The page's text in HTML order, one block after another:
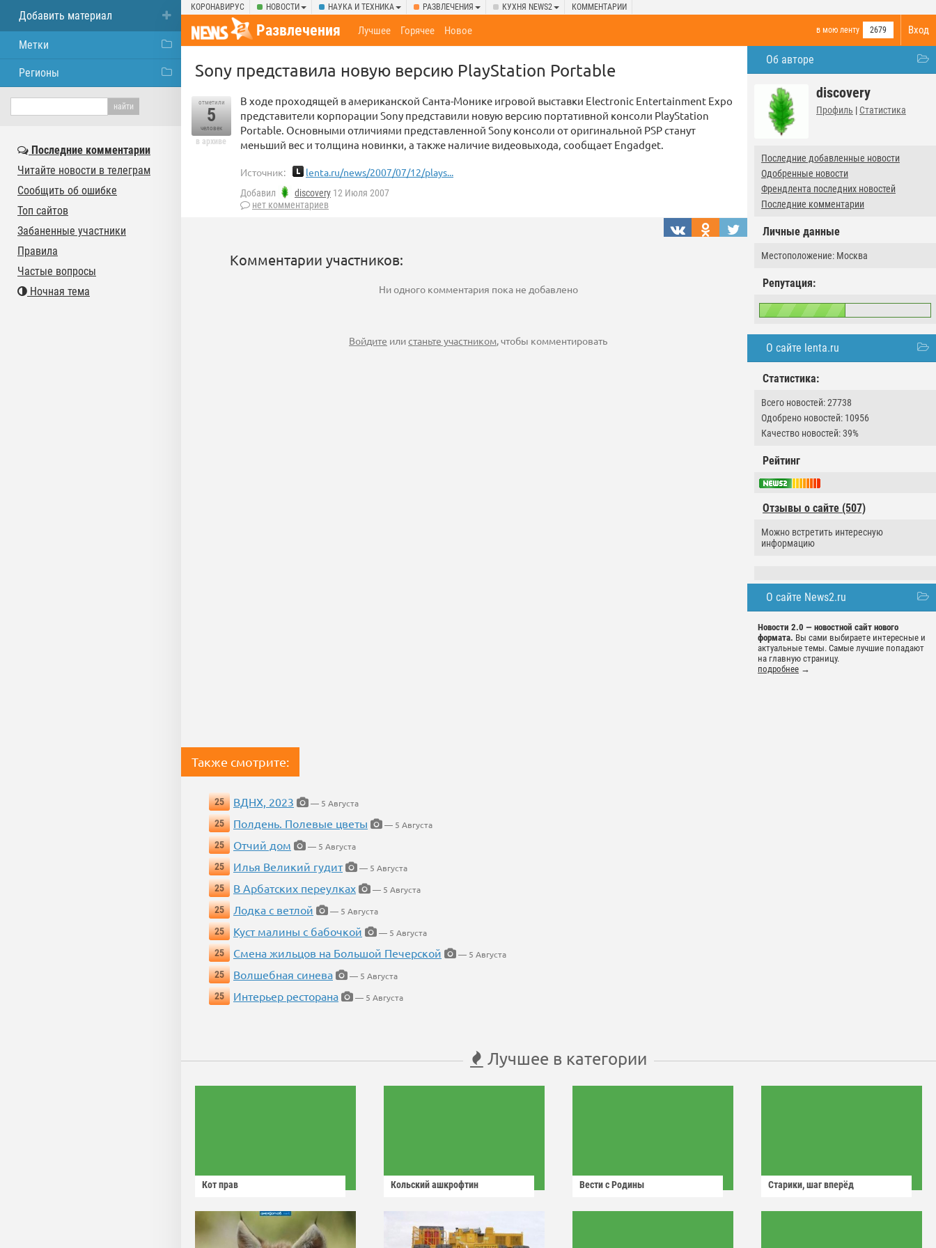
КОРОНАВИРУС НОВОСТИ НАУКА И ТЕХНИКА РАЗВЛЕЧЕНИЯ КУХНЯ NEWS2 КОММЕНТАРИИ
Вход
Развлечения в мою ленту 2679
Лучшее Горячее Новое
Об авторе
discovery
Профиль | Статистика
Последние добавленные новости
Одобренные новости
Френдлента последних новостей
Последние комментарии
Личные данные
Местоположение: Москва
Репутация:
О сайте lenta.ru
Статистика:
Всего новостей: 27738
Одобрено новостей: 10956
Качество новостей: 39%
Рейтинг
Отзывы о сайте (507)
Можно встретить интересную
информацию
О сайте News2.ru
Новости 2.0 — новостной сайт нового
формата. Вы сами выбираете интересные и
актуальные темы. Самые лучшие попадают
на главную страницу.
подробнее →
Sony представила новую версию PlayStation Portable
отметили
5
человек
в архиве
В ходе проходящей в американской Санта-Монике игровой выставки Electronic Entertainment Expo
представители корпорации Sony представили новую версию портативной консоли PlayStation
Portable. Основными отличиями представленной Sony консоли от оригинальной PSP станут
меньший вес и толщина новинки, а также наличие видеовыхода, сообщает Engadget.
Источник: lenta.ru/news/2007/07/12/plays...
Добавил discovery 12 Июля 2007
нет комментариев
Комментарии участников:
Ни одного комментария пока не добавлено
Войдите илистаньте участником, чтобы комментировать
Также смотрите:
25 ВДНХ, 2023
— 5 Августа
25
Полдень. Полевые цветы
— 5 Августа
25
Отчий дом
— 5 Августа
25
Илья Великий гудит
— 5 Августа
25
В Арбатских переулках
— 5 Августа
25
Лодка с ветлой
— 5 Августа
25
Куст малины с бабочкой
— 5 Августа
25
Смена жильцов на Большой Печерской
— 5 Августа
25
Волшебная синева
— 5 Августа
25
Интерьер ресторана — 5 Августа
Лучшее в категории
Кот прав Кольский ашкрофтин Вести с Родины Старики, шаг вперёд
Добавить материал
Метки
Регионы
Последние комментарии
Читайте новости в телеграм
Сообщить об ошибке
Топ сайтов
Забаненные участники
Правила
Частые вопросы
Ночная тема